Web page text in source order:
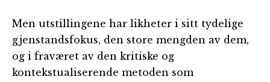
Men utstillingene har likheter i sitt tydelige
gjenstandsfokus, den store mengden av dem,
og i fraværet av den kritiske og
kontekstualiserende metoden som